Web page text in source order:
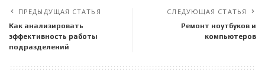
ПРЕДЫДУЩАЯ СТАТЬЯ
Как анализировать
эффективность работы
подразделений
СЛЕДУЮЩАЯ СТАТЬЯ
Ремонт ноутбуков и
компьютеров